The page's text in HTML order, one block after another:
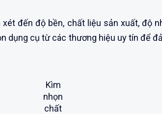
đến độ bền, chất liệu sản xuất, độ
dụng cụ từ các thương hiệu uy tín để
Kìm
nhọn
chất